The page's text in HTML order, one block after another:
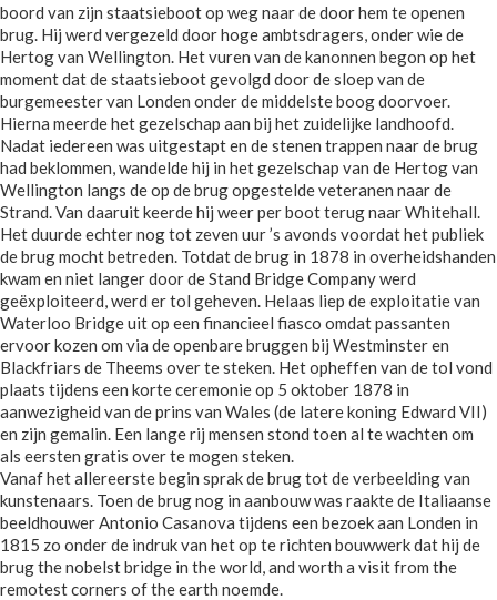
boord van zijn staatsieboot op weg naar de door hem te openen
brug. Hij werd vergezeld door hoge ambtsdragers, onder wie de
Hertog van Wellington. Het vuren van de kanonnen begon op het
moment dat de staatsieboot gevolgd door de sloep van de
burgemeester van Londen onder de middelste boog doorvoer.
Hierna meerde het gezelschap aan bij het zuidelijke landhoofd.
Nadat iedereen was uitgestapt en de stenen trappen naar de brug
had beklommen, wandelde hij in het gezelschap van de Hertog van
Wellington langs de op de brug opgestelde veteranen naar de
Strand. Van daaruit keerde hij weer per boot terug naar Whitehall.
Het duurde echter nog tot zeven uur ’s avonds voordat het publiek
de brug mocht betreden. Totdat de brug in 1878 in overheidshanden
kwam en niet langer door de Stand Bridge Company werd
geëxploiteerd, werd er tol geheven. Helaas liep de exploitatie van
Waterloo Bridge uit op een financieel fiasco omdat passanten
ervoor kozen om via de openbare bruggen bij Westminster en
Blackfriars de Theems over te steken. Het opheffen van de tol vond
plaats tijdens een korte ceremonie op 5 oktober 1878 in
aanwezigheid van de prins van Wales (de latere koning Edward VII)
en zijn gemalin. Een lange rij mensen stond toen al te wachten om
als eersten gratis over te mogen steken.
Vanaf het allereerste begin sprak de brug tot de verbeelding van
kunstenaars. Toen de brug nog in aanbouw was raakte de Italiaanse
beeldhouwer Antonio Casanova tijdens een bezoek aan Londen in
1815 zo onder de indruk van het op te richten bouwwerk dat hij de
brug the nobelst bridge in the world, and worth a visit from the
remotest corners of the earth noemde.